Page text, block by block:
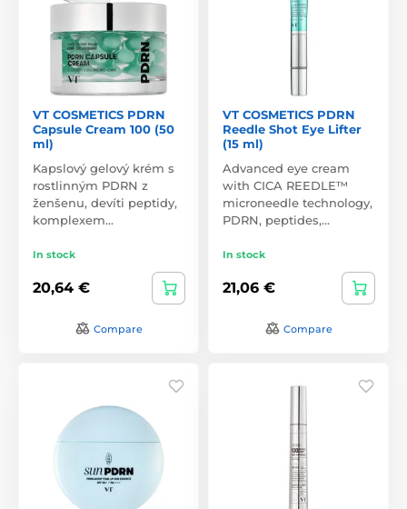
VT COSMETICS PDRN
Capsule Cream 100 (50
ml)
Kapslový gelový krém s
rostlinným PDRN z
ženšenu, devíti peptidy,
komplexem…
In stock
20,64 €
Compare
VT COSMETICS PDRN
Reedle Shot Eye Lifter
(15 ml)
Advanced eye cream
with CICA REEDLE™
microneedle technology,
PDRN, peptides,…
In stock
21,06 €
Compare